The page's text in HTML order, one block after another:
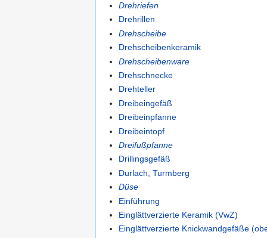
Drehriefen
Drehrillen
Drehscheibe
Drehscheibenkeramik
Drehscheibenware
Drehschnecke
Drehteller
Dreibeingefäß
Dreibeinpfanne
Dreibeintopf
Dreifußpfanne
Drillingsgefäß
Durlach, Turmberg
Düse
Einführung
Einglättverzierte Keramik (VwZ)
Einglättverzierte Knickwandgefäße